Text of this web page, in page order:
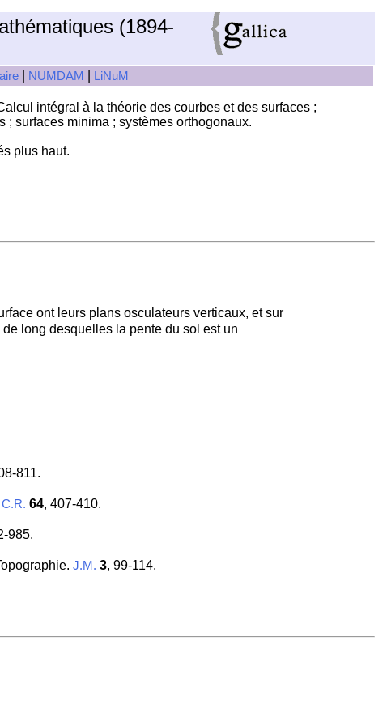
(1894-
NUMDAM LiNuM
intégral à la théorie des courbes et des surfaces ;
surfaces minima ; systèmes orthogonaux.
plus haut.
ont leurs plans osculateurs verticaux, et sur
long desquelles la pente du sol est un
811.
C.R. 64, 407-410.
985.
J.M. 3, 99-114.